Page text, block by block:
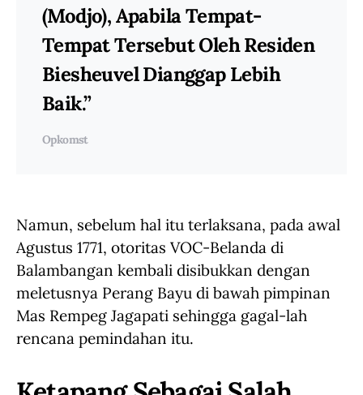
(Modjo), Apabila Tempat-
Tempat Tersebut Oleh Residen
Biesheuvel Dianggap Lebih
Baik.”
Opkomst
Namun, sebelum hal itu terlaksana, pada awal
Agustus 1771, otoritas VOC-Belanda di
Balambangan kembali disibukkan dengan
meletusnya Perang Bayu di bawah pimpinan
Mas Rempeg Jagapati sehingga gagal-lah
rencana pemindahan itu.